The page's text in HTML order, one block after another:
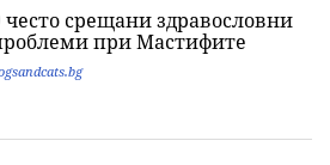
често срещани здравословни
при Мастифите